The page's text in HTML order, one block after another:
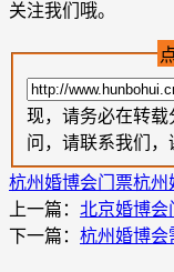
关注我们哦。
现，请务必在转
问，请联系我们，
杭州婚博会门票杭州
上一篇： 北京婚博会
下一篇： 杭州婚博会